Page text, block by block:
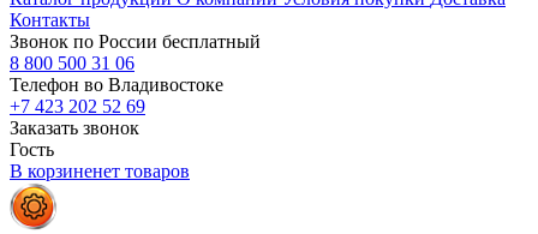
Контакты
Звонок по России бесплатный
8 800 500 31 06
Телефон во Владивостоке
+7 423 202 52 69
Заказать звонок
Гость
В корзиненет товаров